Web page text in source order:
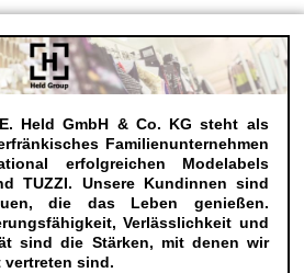
Held GmbH & Co. KG steht als
Familienunternehmen
erfolgreichen Modelabels
TUZZI. Unsere Kundinnen sind
die das Leben genießen.
Verlässlichkeit und
sind die Stärken, mit denen wir
vertreten sind.